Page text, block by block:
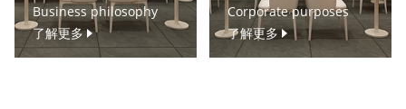
Business philosophy
了解更多
Corporate purposes
了解更多